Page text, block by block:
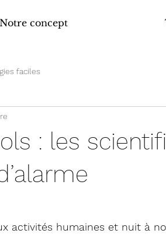
Notre concept
faciles
: les
activités humaines et nuit à